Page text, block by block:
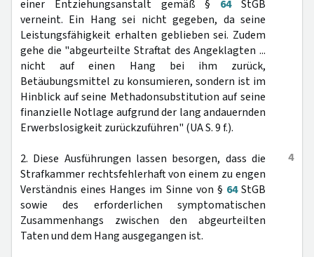
einer Entziehungsanstalt gemäß § 64StGB
verneint. Ein Hang sei nicht gegeben, da seine
Leistungsfähigkeit erhalten geblieben sei. Zudem
gehe die "abgeurteilte Straftat des Angeklagten ...
nicht auf einen Hang bei ihm zurück,
Betäubungsmittel zu konsumieren, sondern ist im
Hinblick auf seine Methadonsubstitution auf seine
finanzielle Notlage aufgrund der lang andauernden
Erwerbslosigkeit zurückzuführen" (UA S. 9 f.).
4
2. Diese Ausführungen lassen besorgen, dass die
Strafkammer rechtsfehlerhaft von einem zu engen
Verständnis eines Hanges im Sinne von § 64StGB
sowie des erforderlichen symptomatischen
Zusammenhangs zwischen den abgeurteilten
Taten und dem Hang ausgegangen ist.